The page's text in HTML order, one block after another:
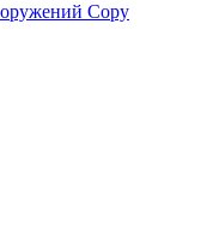
Copy